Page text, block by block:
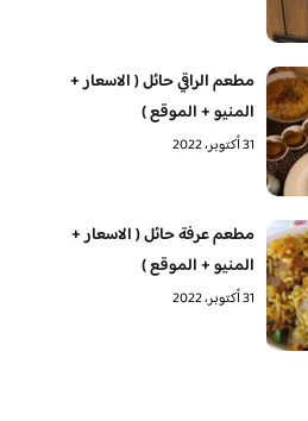
مطعم الراقي حائل ( الاسعار +
المنيو + الموقع )
31 أكتوبر، 2022
مطعم عرفة حائل ( الاسعار +
المنيو + الموقع )
31 أكتوبر، 2022